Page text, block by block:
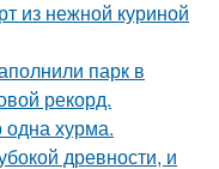
из нежной куриной
парк в
рекорд.
одна хурма.
древности, и